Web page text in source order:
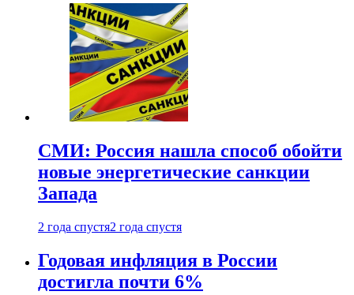
СМИ: Россия нашла способ обойти
новые энергетические санкции
Запада
2 года спустя2 года спустя
Годовая инфляция в России
достигла почти 6%